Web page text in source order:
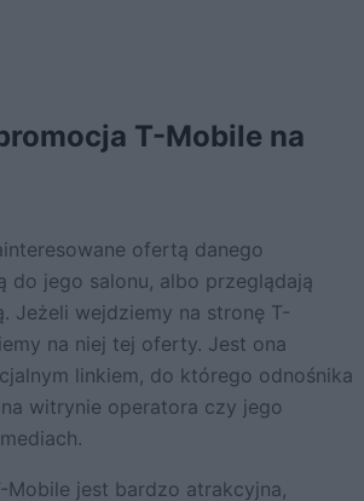
T-Mobile na
ofertą danego
do jego salonu, albo przeglądają
Jeżeli wejdziemy na stronę T-
na niej tej oferty. Jest ona
linkiem, do którego odnośnika
witrynie operatora czy jego
Mobile jest bardzo atrakcyjna,